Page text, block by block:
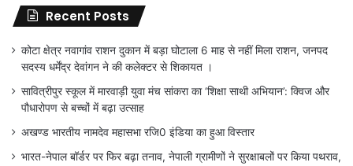
Recent Posts
कोटा क्षेत्र नवागांव राशन दुकान में बड़ा घोटाला 6 माह से नहीं मिला राशन, जनपद
सदस्य धर्मेंद्र देवांगन ने की कलेक्टर से शिकायत ।
सावित्रीपुर स्कूल में मारवाड़ी युवा मंच सांकरा का ‘शिक्षा साथी अभियान’: क्विज और
पौधारोपण से बच्चों में बढ़ा उत्साह
अखण्ड भारतीय नामदेव महासभा रजि0 इंडिया का हुआ विस्तार
भारत-नेपाल बॉर्डर पर फिर बढ़ा तनाव, नेपाली ग्रामीणों ने सुरक्षाबलों पर किया पथराव,